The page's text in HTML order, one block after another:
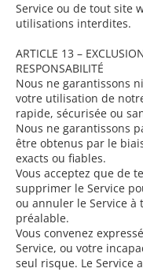
Service ou de tout site
utilisations interdites.
ARTICLE 13 –
RESPONSABILITÉ
Nous ne garantissons
votre utilisation de
rapide, sécurisée ou
Nous ne garantissons
être obtenus par le
exacts ou fiables.
Vous acceptez que de
supprimer le Service
ou annuler le Service à
préalable.
Vous convenez
Service, ou votre
seul risque. Le Service